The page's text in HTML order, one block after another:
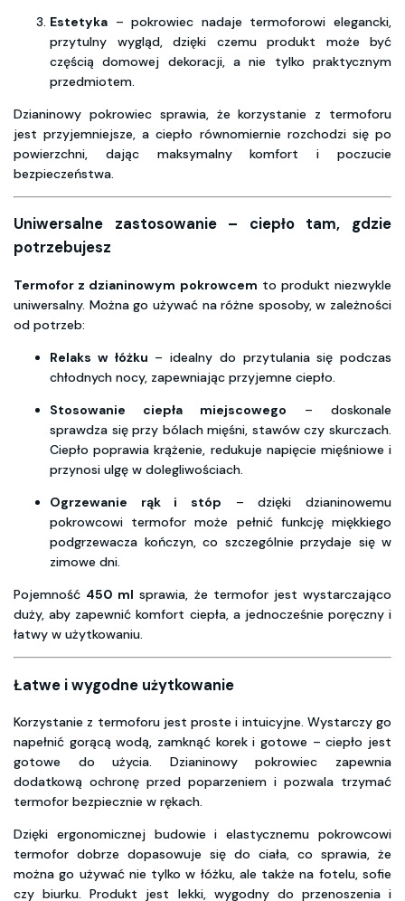
Estetyka – pokrowiec nadaje termoforowi elegancki,
przytulny wygląd, dzięki czemu produkt może być
częścią domowej dekoracji, a nie tylko praktycznym
przedmiotem.
Dzianinowy pokrowiec sprawia, że korzystanie z termoforu
jest przyjemniejsze, a ciepło równomiernie rozchodzi się po
powierzchni, dając maksymalny komfort i poczucie
bezpieczeństwa.
Uniwersalne zastosowanie – ciepło tam, gdzie
potrzebujesz
Termofor z dzianinowym pokrowcem to produkt niezwykle
uniwersalny. Można go używać na różne sposoby, w zależności
od potrzeb:
Relaks w łóżku – idealny do przytulania się podczas
chłodnych nocy, zapewniając przyjemne ciepło.
Stosowanie ciepła miejscowego – doskonale
sprawdza się przy bólach mięśni, stawów czy skurczach.
Ciepło poprawia krążenie, redukuje napięcie mięśniowe i
przynosi ulgę w dolegliwościach.
Ogrzewanie rąk i stóp – dzięki dzianinowemu
pokrowcowi termofor może pełnić funkcję miękkiego
podgrzewacza kończyn, co szczególnie przydaje się w
zimowe dni.
Pojemność 450 ml sprawia, że termofor jest wystarczająco
duży, aby zapewnić komfort ciepła, a jednocześnie poręczny i
łatwy w użytkowaniu.
Łatwe i wygodne użytkowanie
Korzystanie z termoforu jest proste i intuicyjne. Wystarczy go
napełnić gorącą wodą, zamknąć korek i gotowe – ciepło jest
gotowe do użycia. Dzianinowy pokrowiec zapewnia
dodatkową ochronę przed poparzeniem i pozwala trzymać
termofor bezpiecznie w rękach.
Dzięki ergonomicznej budowie i elastycznemu pokrowcowi
termofor dobrze dopasowuje się do ciała, co sprawia, że
można go używać nie tylko w łóżku, ale także na fotelu, sofie
czy biurku. Produkt jest lekki, wygodny do przenoszenia i